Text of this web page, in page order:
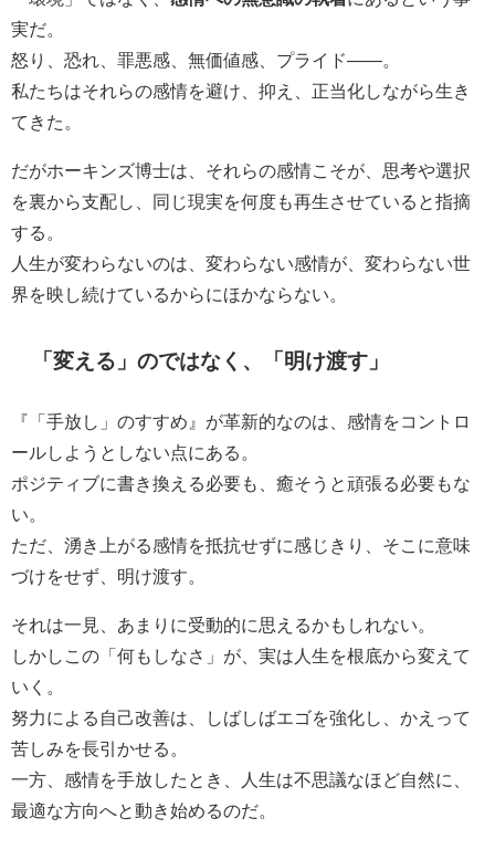
実だ。
怒り、恐れ、罪悪感、無価値感、プライド――。
私たちはそれらの感情を避け、抑え、正当化しながら生き
てきた。
だがホーキンズ博士は、それらの感情こそが、思考や選択
を裏から支配し、同じ現実を何度も再生させていると指摘
する。
人生が変わらないのは、変わらない感情が、変わらない世
界を映し続けているからにほかならない。
「変える」のではなく、「明け渡す」
『「手放し」のすすめ』が革新的なのは、感情をコントロ
ールしようとしない点にある。
ポジティブに書き換える必要も、癒そうと頑張る必要もな
い。
ただ、湧き上がる感情を抵抗せずに感じきり、そこに意味
づけをせず、明け渡す。
それは一見、あまりに受動的に思えるかもしれない。
しかしこの「何もしなさ」が、実は人生を根底から変えて
いく。
努力による自己改善は、しばしばエゴを強化し、かえって
苦しみを長引かせる。
一方、感情を手放したとき、人生は不思議なほど自然に、
最適な方向へと動き始めるのだ。